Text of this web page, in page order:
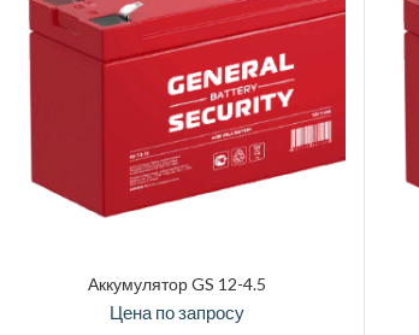
Аккумулятор GS 12-4.5
Цена по запросу